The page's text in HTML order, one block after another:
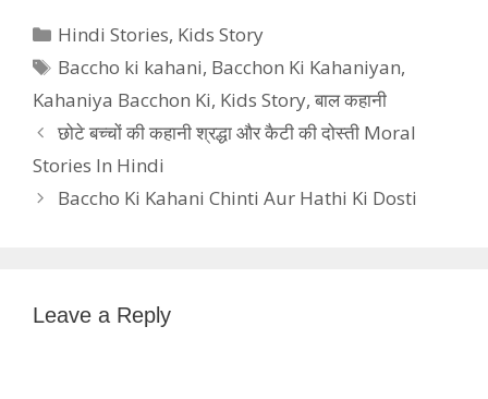
Categories
Hindi Stories, Kids Story
Tags
Baccho ki kahani, Bacchon Ki Kahaniyan,
Kahaniya Bacchon Ki, Kids Story, बाल कहानी
छोटे बच्चों की कहानी श्रद्धा और कैटी की दोस्ती Moral
Stories In Hindi
Baccho Ki Kahani Chinti Aur Hathi Ki Dosti
Leave a Reply